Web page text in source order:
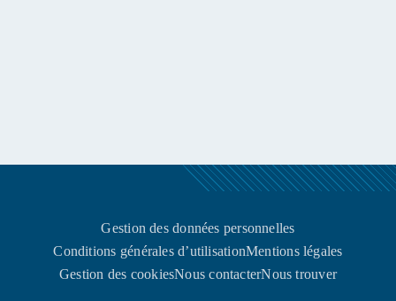
Gestion des données personnelles
Conditions générales d’utilisationMentions légales
Gestion des cookiesNous contacterNous trouver